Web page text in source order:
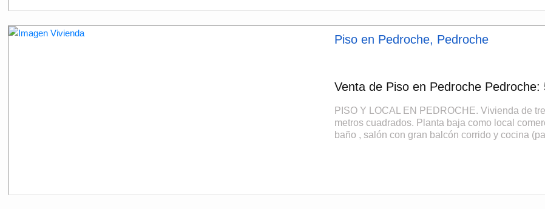
Piso en Pedroche, Pedroche
Venta de Piso en Pedroche
PISO Y LOCAL EN PEDROCHE. Vivienda de
metros cuadrados. Planta baja como local
baño , salón con gran balcón corrido y cocina